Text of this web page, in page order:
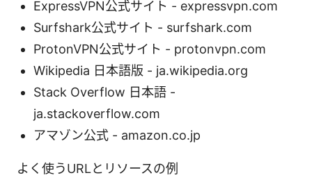
ExpressVPN公式サイト - expressvpn.com
Surfshark公式サイト - surfshark.com
ProtonVPN公式サイト - protonvpn.com
Wikipedia 日本語版 - ja.wikipedia.org
Stack Overflow 日本語 -
ja.stackoverflow.com
アマゾン公式 - amazon.co.jp
よく使うURLとリソースの例